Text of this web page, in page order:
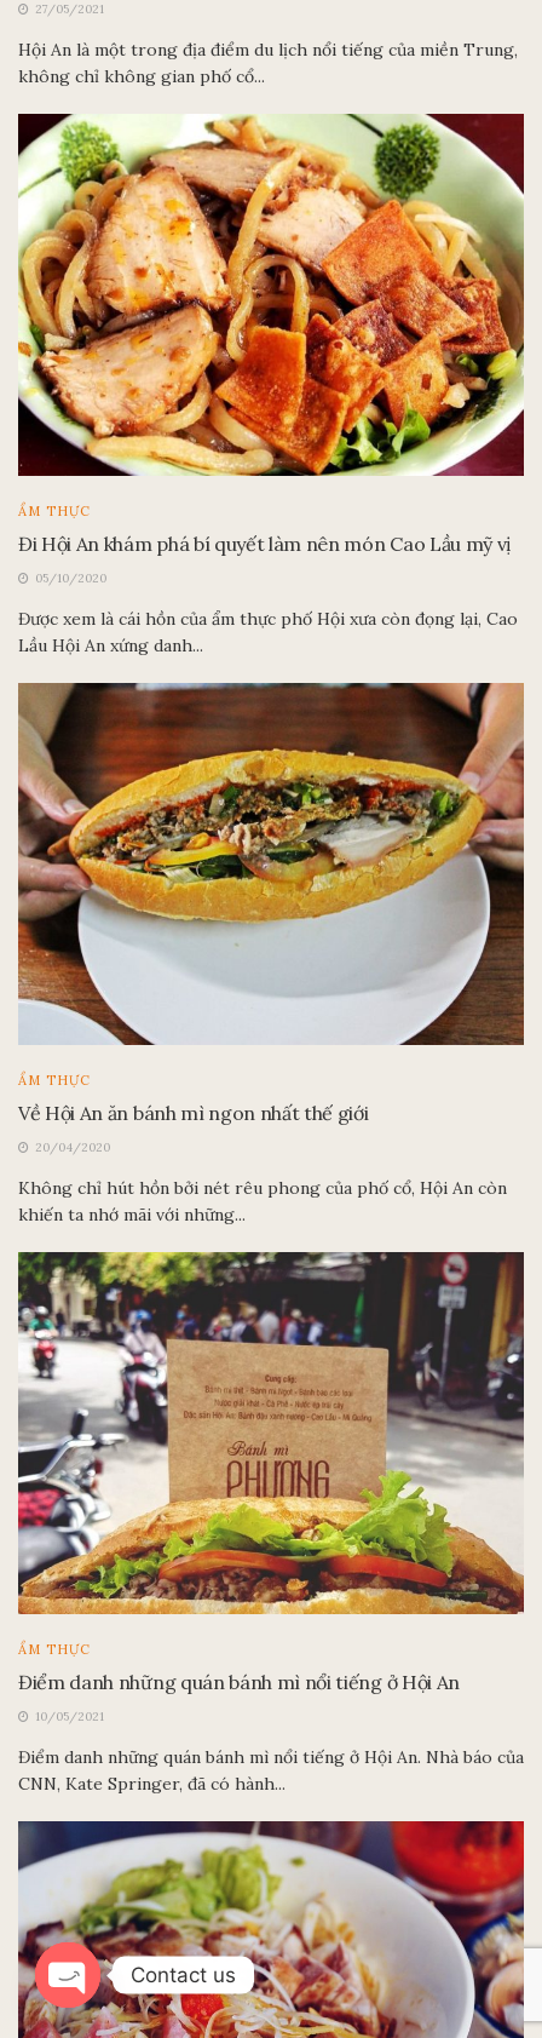
27/05/2021
Hội An là một trong địa điểm du lịch nổi tiếng của miền Trung,
không chỉ không gian phố cổ...
ẨM THỰC
Đi Hội An khám phá bí quyết làm nên món Cao Lầu mỹ vị
05/10/2020
Được xem là cái hồn của ẩm thực phố Hội xưa còn đọng lại, Cao
Lầu Hội An xứng danh...
ẨM THỰC
Về Hội An ăn bánh mì ngon nhất thế giới
20/04/2020
Không chỉ hút hồn bởi nét rêu phong của phố cổ, Hội An còn
khiến ta nhớ mãi với những...
ẨM THỰC
Điểm danh những quán bánh mì nổi tiếng ở Hội An
10/05/2021
Điểm danh những quán bánh mì nổi tiếng ở Hội An. Nhà báo của
CNN, Kate Springer, đã có hành...
Contact us
Open